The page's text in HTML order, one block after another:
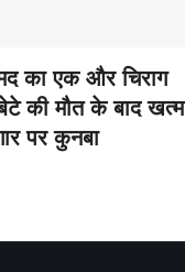
का एक और चिराग
की मौत के बाद खत्म
पर कुनबा